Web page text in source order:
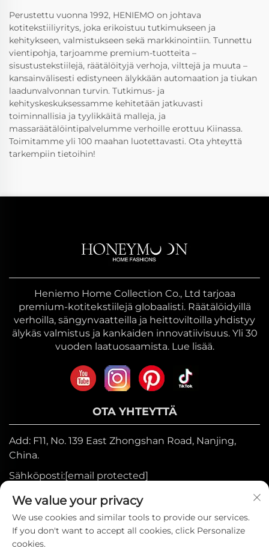
Perustettu vuonna 1992, HENIEMO on johtava
kotitekstiiliyritys, joka erikoistuu tutkimukseen ja
kehitykseen, valmistukseen sekä markkinointiin. Tunnettu
vientipohja, tarjoamme premium-tuotteita –
sisustustekstiilejä, räätälöityjä verhoja, vilttejä ja muuta –
kansainvälisesti edistyneen älykkään automaation ja tiukan
laadunvalvonnan turvin. Tutkimus- ja
kehityskeskuksessamme kehitetään jatkuvasti
toiminnallisia ja tyylikkäitä malleja, ja
massaräätälöintipalvelumme verhoille erottuu Kiinassa.
Toimitamme yli 100 maahan luotettavasti. Ota yhteyttä
tarkempiin tietoihin!
Heniemo Home Collection Co., Ltd tarjoaa
premium-kotitekstiilejä globaalisti. Räätälöidyillä
verhoilla, sängynvaatteilla ja heittoviltoilla yhdistyy
älykäs valmistus ja kankaiden innovatiivisuus. Yli 30
vuoden laatuosaamista. Lue lisää.
OTA YHTEYTTÄ
Add: F11, No. 139 East Zhongshan Road, Nanjing,
China.
Sähköposti:[email protected]
Mobiili:+86-17327710449
Puh:+86-025-84573776
We value your privacy
We use cookies and similar tools to provide our services.
If you don't want to accept all cookies, click Personalize
cookies.